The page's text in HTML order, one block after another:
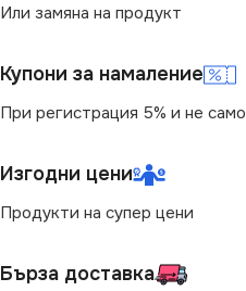
Или замяна на продукт
Купони за намаление
При регистрация 5% и не само
Изгодни цени
Продукти на супер цени
Бърза доставка